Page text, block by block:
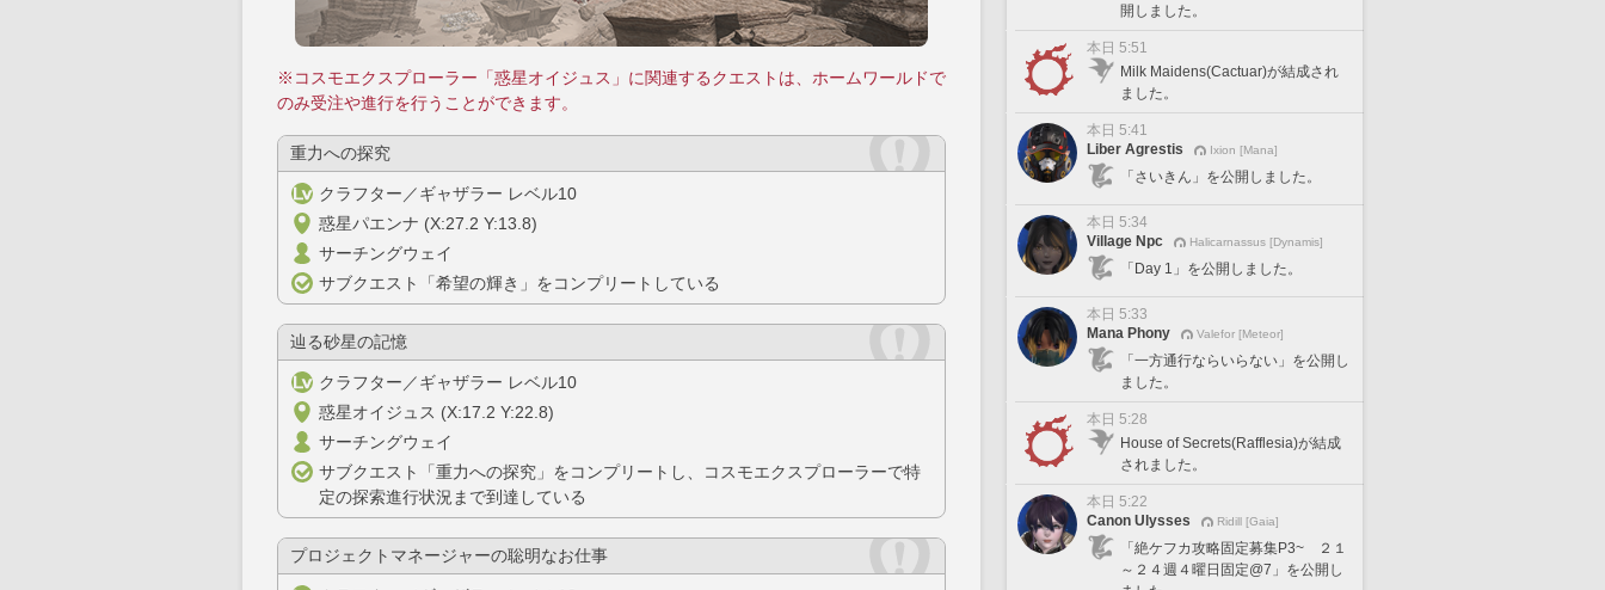
※コスモエクスプローラー「惑星オイジュス」に関連するクエストは、ホームワールドで
のみ受注や進行を行うことができます。
重力への探究
クラフター／ギャザラー レベル10
惑星パエンナ (X:27.2 Y:13.8)
サーチングウェイ
サブクエスト「希望の輝き」をコンプリートしている
辿る砂星の記憶
クラフター／ギャザラー レベル10
惑星オイジュス (X:17.2 Y:22.8)
サーチングウェイ
サブクエスト「重力への探究」をコンプリートし、コスモエクスプローラーで特
定の探索進行状況まで到達している
プロジェクトマネージャーの聡明なお仕事
開しました。
本日 5:51
Milk Maidens(Cactuar)が結成され
ました。
本日 5:41
Liber Agrestis
Ixion [Mana]
「さいきん」を公開しました。
本日 5:34
Village Npc
Halicarnassus [Dynamis]
「Day 1」を公開しました。
本日 5:33
Mana Phony
Valefor [Meteor]
「一方通行ならいらない」を公開し
ました。
本日 5:28
House of Secrets(Rafflesia)が結成
されました。
本日 5:22
Canon Ulysses
Ridill [Gaia]
「絶ケフカ攻略固定募集P3~ ２１
～２４週４曜日固定@7」を公開し